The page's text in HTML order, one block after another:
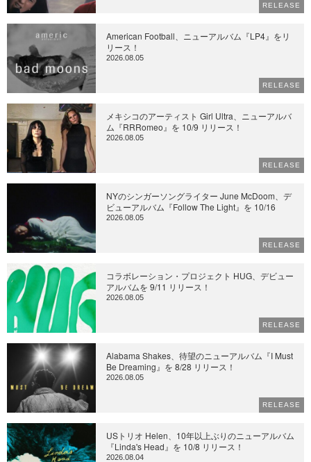
RELEASE
American Football、ニューアルバム『LP4』をリ
リース！
2026.08.05
RELEASE
メキシコのアーティスト Girl Ultra、ニューアルバ
ム『RRRomeo』を 10/9 リリース！
2026.08.05
RELEASE
NYのシンガーソングライター June McDoom、デ
ビューアルバム『Follow The Light』を 10/16
2026.08.05
RELEASE
コラボレーション・プロジェクト HUG、デビュー
アルバムを 9/11 リリース！
2026.08.05
RELEASE
Alabama Shakes、待望のニューアルバム『I Must
Be Dreaming』を 8/28 リリース！
2026.08.05
RELEASE
USトリオ Helen、10年以上ぶりのニューアルバム
『Linda's Head』を 10/8 リリース！
2026.08.04